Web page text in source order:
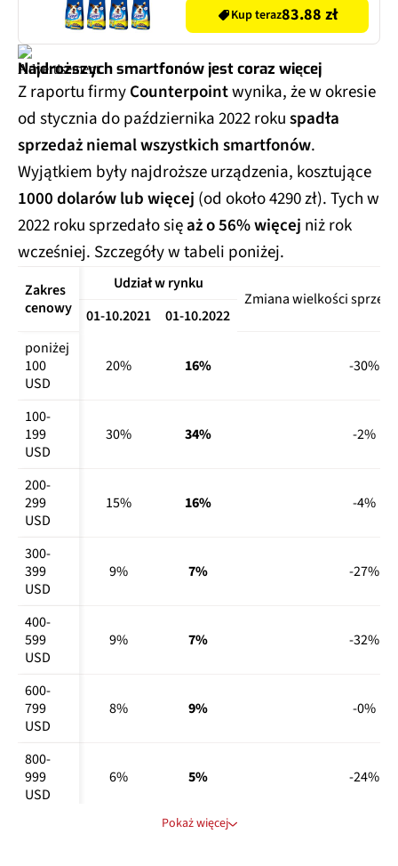
Kup teraz83.88 zł
Najdroższych smartfonów jest coraz więcej
Z raportu firmyCounterpointwynika, że w okresie
od stycznia do października 2022 rokuspadła
sprzedaż niemal wszystkich smartfonów.
Wyjątkiem były najdroższe urządzenia, kosztujące
1000 dolarów lub więcej (od około 4290 zł). Tych w
2022 roku sprzedało sięaż o 56% więcej niż rok
wcześniej. Szczegóły w tabeli poniżej.
Zakres
cenowy
Udział w rynku
Zmiana wielkości
01-10.2021
01-10.2022
poniżej
100
USD
20% 16% -30%
100-
199
USD
30% 34% -2%
200-
299
USD
15% 16% -4%
300-
399
USD
9% 7% -27%
400-
599
USD
9% 7% -32%
600-
799
USD
8% 9% -0%
800-
999
USD
6% 5% -24%
Pokaż więcej